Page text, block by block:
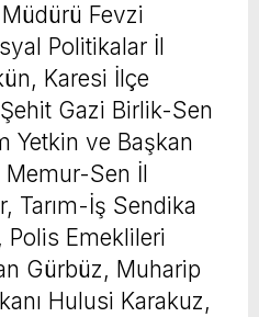
Fevzi
Politikalar İl
Karesi İlçe
Gazi Birlik-Sen
Yetkin ve Başkan
Sen İl
Tarım-İş Sendika
Polis Emeklileri
Gürbüz, Muharip
Hulusi Karakuz,